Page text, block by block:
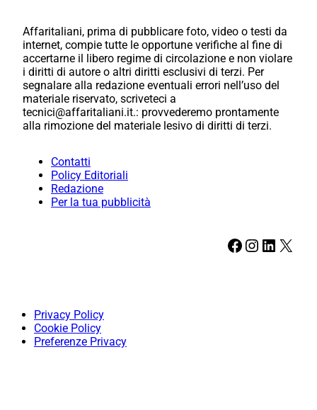
Affaritaliani, prima di pubblicare foto, video o testi da
internet, compie tutte le opportune verifiche al fine di
accertarne il libero regime di circolazione e non violare
i diritti di autore o altri diritti esclusivi di terzi. Per
segnalare alla redazione eventuali errori nell’uso del
materiale riservato, scriveteci a
tecnici@affaritaliani.it.: provvederemo prontamente
alla rimozione del materiale lesivo di diritti di terzi.
Contatti
Policy Editoriali
Redazione
Per la tua pubblicità
Facebook Instagram LinkedIn X
Privacy Policy
Cookie Policy
Preferenze Privacy